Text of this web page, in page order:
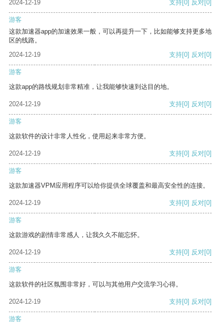
2024-12-19 支持[0] 反对[0]
游客
这款加速器app的加速效果一般，可以再提升一下，比如能够支持更多地
区的线路。
2024-12-19
支持[0] 反对[0]
游客
这款app的路线规划非常精准，让我能够快速到达目的地。
2024-12-19 支持[0] 反对[0]
游客
这款软件的设计非常人性化，使用起来非常方便。
2024-12-19 支持[0] 反对[0]
游客
这款加速器VPM应用程序可以给你提供全球覆盖和最高安全性的连接。
2024-12-19 支持[0] 反对[0]
游客
这款游戏的剧情非常感人，让我久久不能忘怀。
2024-12-19 支持[0] 反对[0]
游客
这款软件的社区氛围非常好，可以与其他用户交流学习心得。
2024-12-19 支持[0] 反对[0]
游客